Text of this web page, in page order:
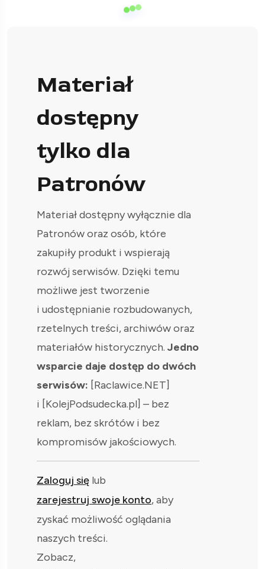
Materiał
dostępny
tylko dla
Patronów
Materiał dostępny wyłącznie dla
Patronów oraz osób, które
zakupiły produkt i wspierają
rozwój serwisów. Dzięki temu
możliwe jest tworzenie
i udostępnianie rozbudowanych,
rzetelnych treści, archiwów oraz
materiałów historycznych. Jedno
wsparcie daje dostęp do dwóch
serwisów: [Raclawice.NET]
i [KolejPodsudecka.pl] – bez
reklam, bez skrótów i bez
kompromisów jakościowych.
Zaloguj się lub
zarejestruj swoje konto, aby
zyskać możliwość oglądania
naszych treści.
Zobacz,